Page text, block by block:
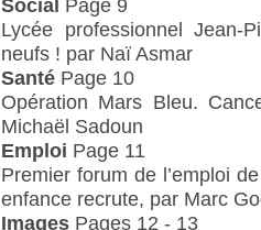
Social Page 9
Lycée professionnel Jean-
neufs ! par Naï Asmar
Santé Page 10
Opération Mars Bleu.
Michaël Sadoun
Emploi Page 11
Premier forum de l’emploi
enfance recrute, par Marc
Images Pages 12 - 13